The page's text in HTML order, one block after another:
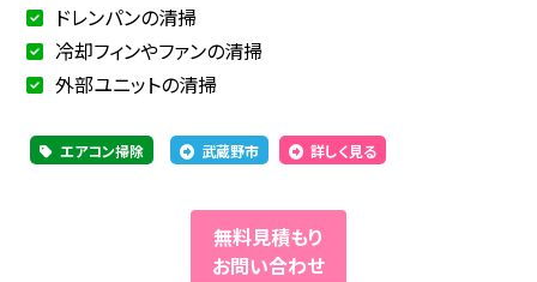
ドレンパンの清掃
冷却フィンやファンの清掃
外部ユニットの清掃
エアコン掃除 武蔵野市 詳しく見る
無料見積もり
お問い合わせ